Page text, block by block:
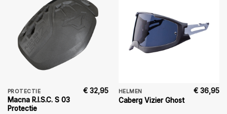
PROTECTIE
Macna R.I.S.C. S 03
Protectie
€ 32,95 HELMEN
Caberg Vizier Ghost
€ 36,95